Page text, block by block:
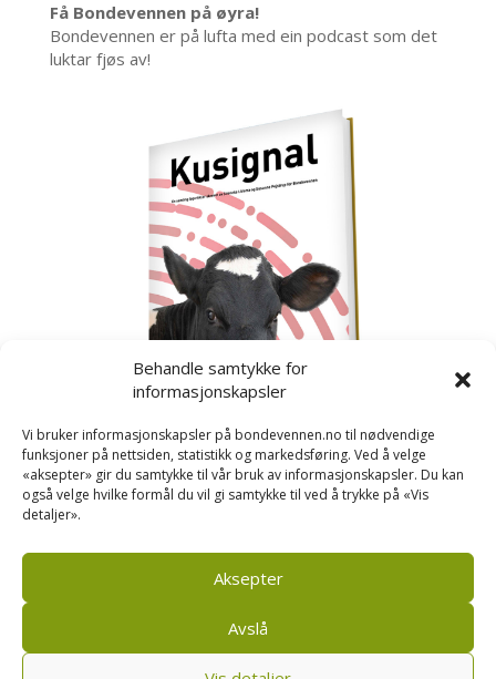
Behandle samtykke for
informasjonskapsler
Vi bruker informasjonskapsler på bondevennen.no til nødvendige
funksjoner på nettsiden, statistikk og markedsføring. Ved å velge
«aksepter» gir du samtykke til vår bruk av informasjonskapsler. Du kan
også velge hvilke formål du vil gi samtykke til ved å trykke på «Vis
detaljer».
Aksepter
Avslå
Få Bondevennen på øyra!
Bondevennen er på lufta med ein podcast som det
luktar fjøs av!
Kusignal